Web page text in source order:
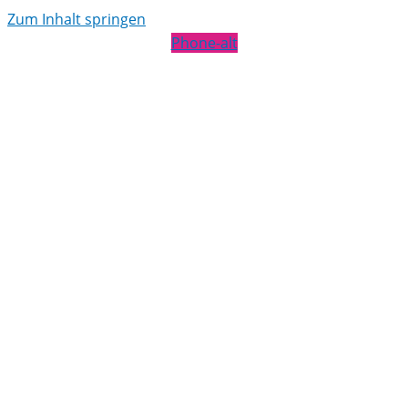
Zum Inhalt springen
Phone-alt